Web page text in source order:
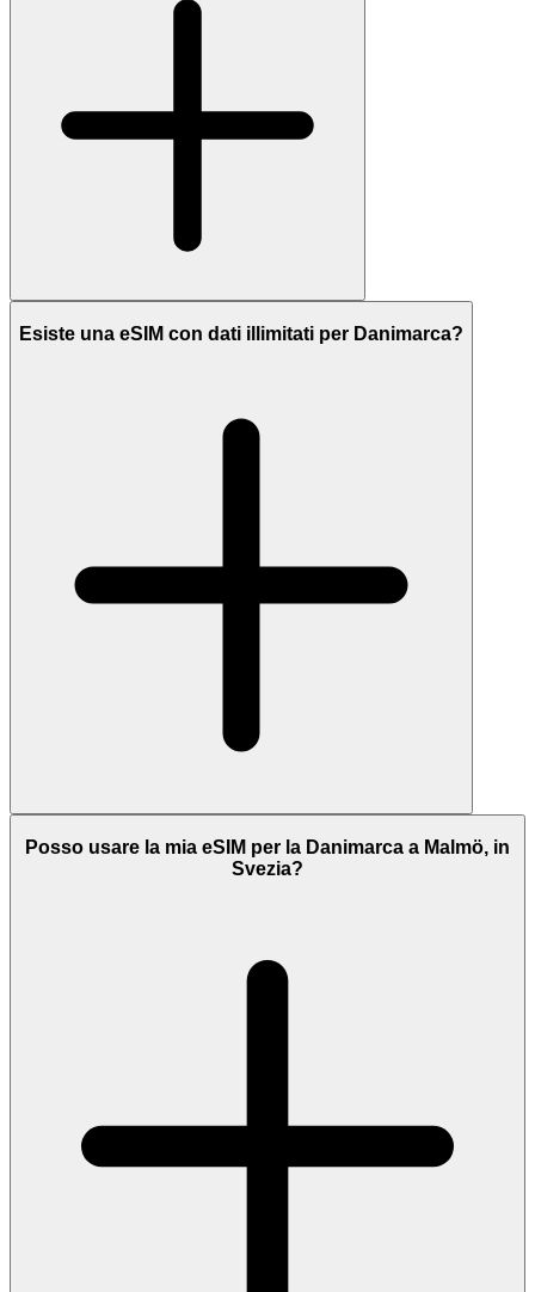
Esiste una eSIM con dati illimitati per Danimarca?
Posso usare la mia eSIM per la Danimarca a Malmö, in
Svezia?